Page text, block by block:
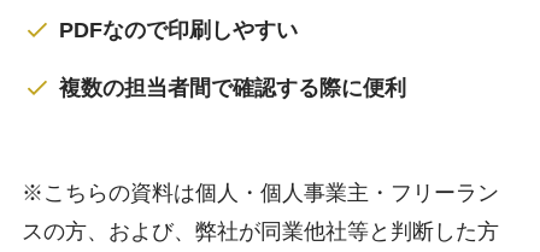
PDFなので印刷しやすい
複数の担当者間で確認する際に便利
※こちらの資料は個人・個人事業主・フリーラン
スの方、および、弊社が同業他社等と判断した方